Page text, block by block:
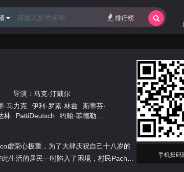
排行榜
导演：马克·汀戴尔
·马力克 伊利·罗素·林兹
斯蒂芬·
林 PattiDeutsch
约翰·菲德勒
虚荣心极重，为了大肆庆祝自己十八岁的
生活的居民一时陷入了困境，村民Pacha
手机扫码